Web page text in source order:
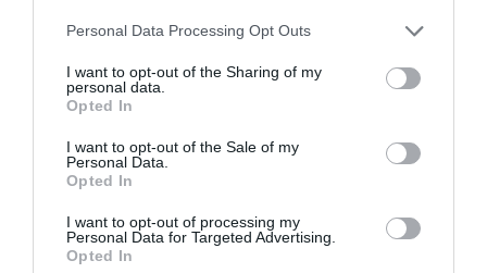
Personal Data Processing Opt Outs
I want to opt-out of the Sharing of my
personal data.
Opted In
I want to opt-out of the Sale of my
Personal Data.
Opted In
I want to opt-out of processing my
Personal Data for Targeted Advertising.
Opted In
Το πανέμορφο πουά κομμάτι ήταν τονισμένο
απόχρωση και είχε ένα κομψό γιακά ενώ έρχεται
μέσα από τη συλλογή της άνοιξης / καλοκαιριού
’21 του οίκου.